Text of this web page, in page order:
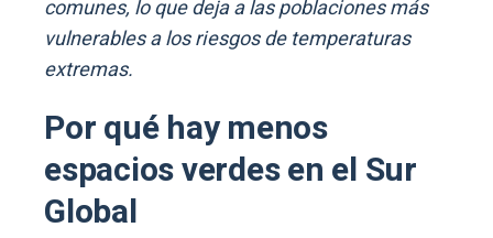
comunes, lo que deja a las poblaciones más
vulnerables a los riesgos de temperaturas
extremas.
Por qué hay menos
espacios verdes en el Sur
Global